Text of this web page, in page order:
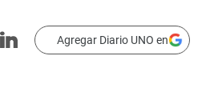
Agregar Diario UNO en